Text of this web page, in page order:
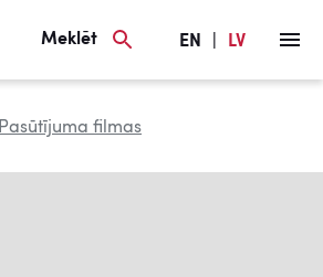
Meklēt EN LV
Pasūtījuma filmas